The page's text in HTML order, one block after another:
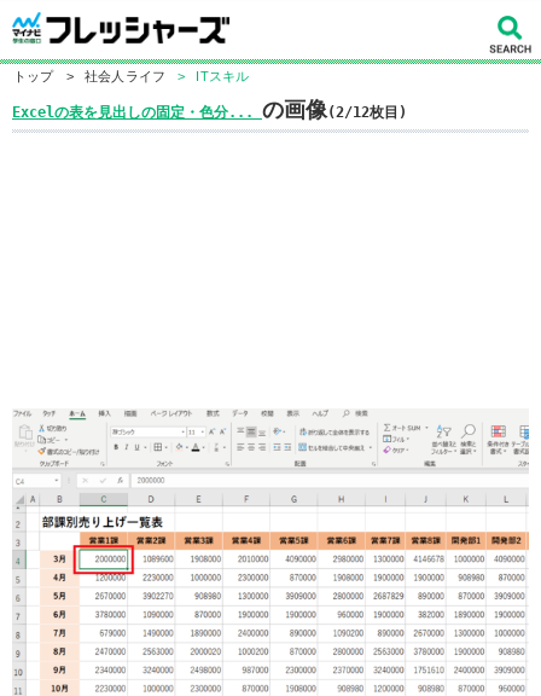
トップ > 社会人ライフ > ITスキル
Excelの表を見出しの固定・色分... の画像(2/12枚目)